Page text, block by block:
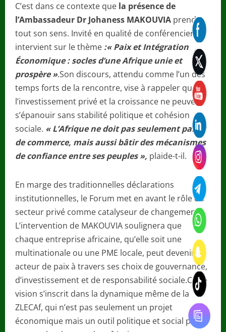
C’est dans ce contexte que la présence de
l’Ambassadeur Dr Johaness MAKOUVIA prend
tout son sens. Invité en qualité de conférencier, il
intervient sur le thème :« Paix et Intégration
Économique : socles d’une Afrique unie et
prospère ».Son discours, attendu comme l’un des
temps forts de la rencontre, vise à rappeler que
l’investissement privé et la croissance ne peuvent
s’épanouir sans stabilité politique et cohésion
sociale. « L’Afrique ne doit pas seulement parler
de commerce, mais aussi bâtir des mécanismes
de confiance entre ses peuples », plaide-t-il.
En marge des traditionnelles déclarations
institutionnelles, le Forum met en avant le rôle du
secteur privé comme catalyseur de changement.
L’intervention de MAKOUVIA soulignera que
chaque entreprise africaine, qu’elle soit une
multinationale ou une PME locale, peut devenir un
acteur de paix à travers ses choix de gouvernance,
d’investissement et de responsabilité sociale.Cette
vision s’inscrit dans la dynamique même de la
ZLECAf, qui n’est pas seulement un projet
économique mais un outil politique et social pour